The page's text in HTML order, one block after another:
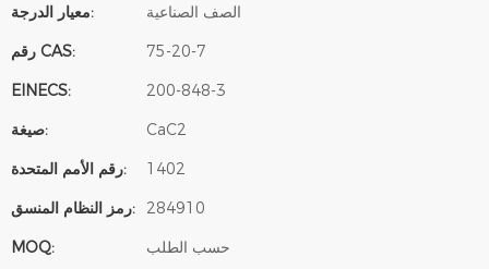
معيار الدرجة:
الصف الصناعية
رقم CAS:
75-20-7
EINECS:
200-848-3
صيغة:
CaC2
رقم الأمم المتحدة:
1402
رمز النظام المنسق:
284910
MOQ:
حسب الطلب